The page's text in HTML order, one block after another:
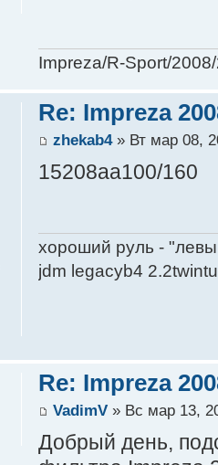
Impreza/R-Sport/
Re: Impreza
zhekab4» Вт мар 08,
15208aa100/160
хороший руль -
jdm legacyb4
Re: Impreza
VadimV» Вс мар 13,
Добрый день,